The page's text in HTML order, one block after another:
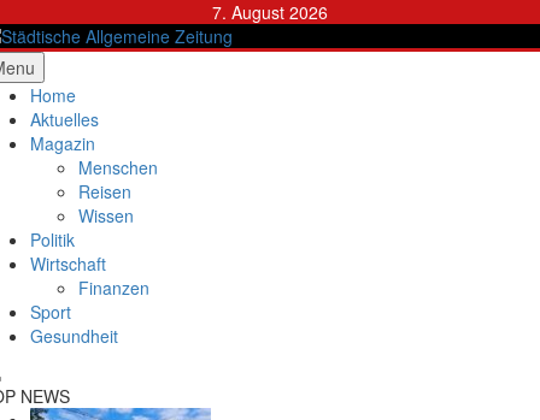
to
content
7. August 2026
Allgemeine Zeitung
Home
Aktuelles
Magazin
Menschen
Reisen
Wissen
Politik
Wirtschaft
Finanzen
Sport
Gesundheit
NEWS